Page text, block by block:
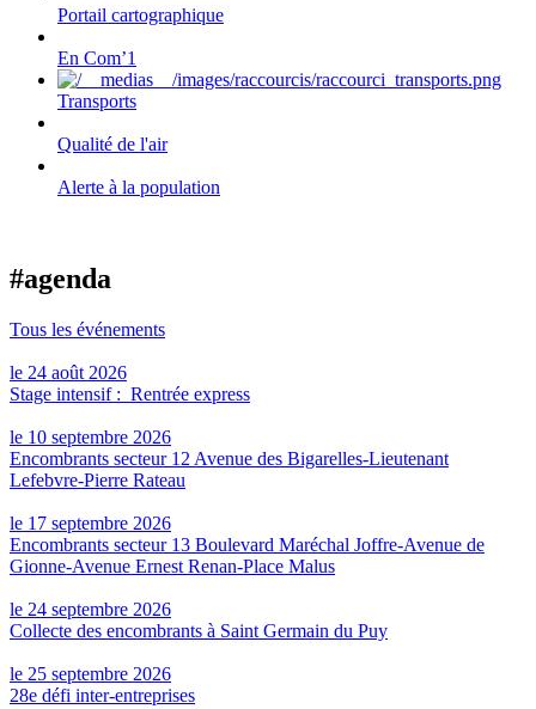
Portail cartographique
En Com’1
Transports
Qualité de l'air
Alerte à la population
#agenda
Tous les événements
le 24 août 2026
Stage intensif : Rentrée express
le 10 septembre 2026
Encombrants secteur 12 Avenue des Bigarelles-Lieutenant
Lefebvre-Pierre Rateau
le 17 septembre 2026
Encombrants secteur 13 Boulevard Maréchal Joffre-Avenue de
Gionne-Avenue Ernest Renan-Place Malus
le 24 septembre 2026
Collecte des encombrants à Saint Germain du Puy
le 25 septembre 2026
28e défi inter-entreprises